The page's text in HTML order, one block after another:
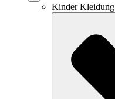
Kinder Kleidung